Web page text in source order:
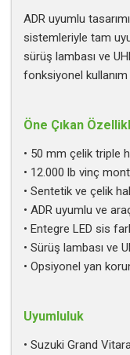
ADR uyumlu
sistemleriyle tam
sürüş lambası ve
fonksiyonel kullanım
Öne Çıkan
• 50 mm çelik triple
• 12.000 lb vinç
• Sentetik ve çelik
• ADR uyumlu ve
• Entegre LED sis
• Sürüş lambası ve
• Opsiyonel yan
Uyumluluk
• Suzuki Grand